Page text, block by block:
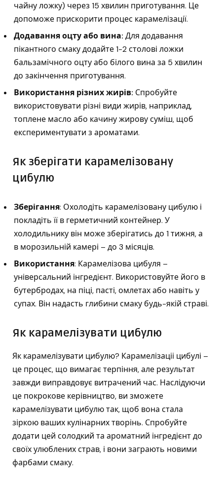
чайну ложку) через 15 хвилин приготування. Це
допоможе прискорити процес карамелізації.
Додавання оцту або вина: Для додавання
пікантного смаку додайте 1-2 столові ложки
бальзамічного оцту або білого вина за 5 хвилин
до закінчення приготування.
Використання різних жирів: Спробуйте
використовувати різні види жирів, наприклад,
топлене масло або качину жирову суміш, щоб
експериментувати з ароматами.
Як зберігати карамелізовану
цибулю
Зберігання: Охолодіть карамелізовану цибулю і
покладіть її в герметичний контейнер. У
холодильнику він може зберігатись до 1 тижня, а
в морозильній камері – до 3 місяців.
Використання: Карамелізова цибуля –
універсальний інгредієнт. Використовуйте його в
бутербродах, на піці, пасті, омлетах або навіть у
супах. Він надасть глибини смаку будь-якій страві.
Як карамелізувати цибулю
Як карамелізувати цибулю? Карамелізаціі цибулі –
це процес, що вимагає терпіння, але результат
завжди виправдовує витрачений час. Наслідуючи
це покрокове керівництво, ви зможете
карамелізувати цибулю так, щоб вона стала
зіркою ваших кулінарних творінь. Спробуйте
додати цей солодкий та ароматний інгредієнт до
своїх улюблених страв, і вони заграють новими
фарбами смаку.